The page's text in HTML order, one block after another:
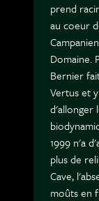
prend
au coeur
Domaine.
Bernier
Vertus et
d'allonger
1999 n'a
plus de
Cave,
moûts en